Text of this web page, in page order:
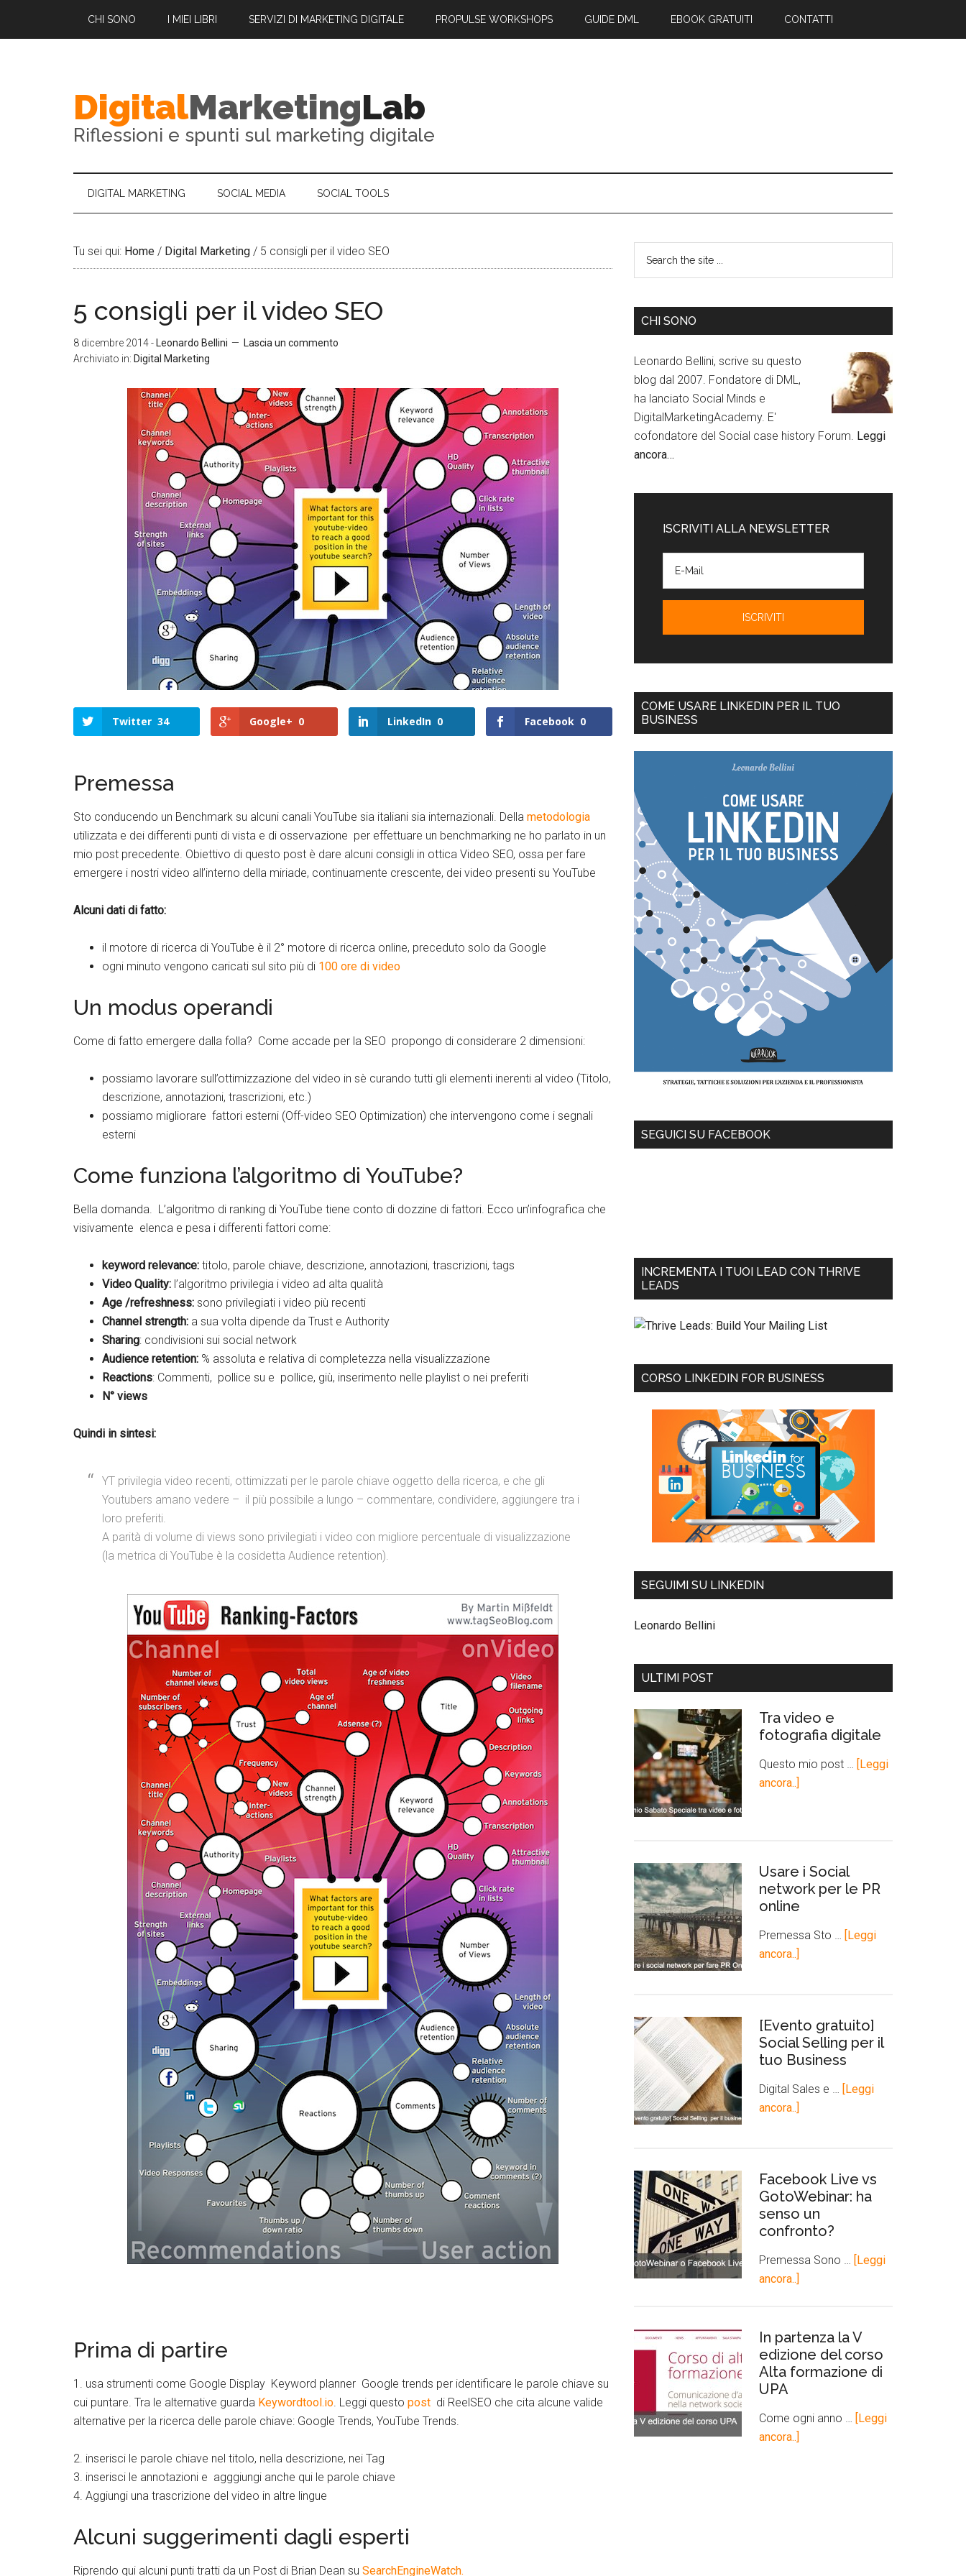
CHI SONO I MIEI LIBRI SERVIZI DI MARKETING DIGITALE PROPULSE WORKSHOPS GUIDE DML EBOOK GRATUITI CONTATTI
DigitalMarketingLab
Riflessioni e spunti sul marketing digitale
DIGITAL MARKETING SOCIAL MEDIA SOCIAL TOOLS
Tu sei qui: Home / Digital Marketing / 5 consigli per il video SEO
5 consigli per il video SEO
8 dicembre 2014- Leonardo Bellini
Lascia un commento
Archiviato in: Digital Marketing
Twitter 34 Google+ 0 LinkedIn 0 Facebook 0
Premessa
Sto conducendo un Benchmark su alcuni canali YouTube sia italiani sia internazionali. Della metodologia
utilizzata e dei differenti punti di vista e di osservazione per effettuare un benchmarking ne ho parlato in un
mio post precedente. Obiettivo di questo post è dare alcuni consigli in ottica Video SEO, ossa per fare
emergere i nostri video all’interno della miriade, continuamente crescente, dei video presenti su YouTube
Alcuni dati di fatto:
il motore di ricerca di YouTube è il 2° motore di ricerca online, preceduto solo da Google
ogni minuto vengono caricati sul sito più di 100 ore di video
Un modus operandi
Come di fatto emergere dalla folla? Come accade per la SEO propongo di considerare 2 dimensioni:
possiamo lavorare sull’ottimizzazione del video in sè curando tutti gli elementi inerenti al video (Titolo,
descrizione, annotazioni, trascrizioni, etc.)
possiamo migliorare fattori esterni (Off-video SEO Optimization) che intervengono come i segnali
esterni
Come funziona l’algoritmo di YouTube?
Bella domanda. L’algoritmo di ranking di YouTube tiene conto di dozzine di fattori. Ecco un’infografica che
visivamente elenca e pesa i differenti fattori come:
keyword relevance: titolo, parole chiave, descrizione, annotazioni, trascrizioni, tags
Video Quality: l’algoritmo privilegia i video ad alta qualità
Age /refreshness: sono privilegiati i video più recenti
Channel strength: a sua volta dipende da Trust e Authority
Sharing: condivisioni sui social network
Audience retention: % assoluta e relativa di completezza nella visualizzazione
Reactions: Commenti, pollice su e pollice, giù, inserimento nelle playlist o nei preferiti
N° views
Quindi in sintesi:
YT privilegia video recenti, ottimizzati per le parole chiave oggetto della ricerca, e che gli
Youtubers amano vedere – il più possibile a lungo – commentare, condividere, aggiungere tra i
loro preferiti.
A parità di volume di views sono privilegiati i video con migliore percentuale di visualizzazione
(la metrica di YouTube è la cosidetta Audience retention).
Twitter Google+ LinkedIn
Prima di partire
1. usa strumenti come Google Display Keyword planner Google trends per identificare le parole chiave su
cui puntare. Tra le alternative guarda Keywordtool.io. Leggi questo post di ReelSEO che cita alcune valide
alternative per la ricerca delle parole chiave: Google Trends, YouTube Trends.
2. inserisci le parole chiave nel titolo, nella descrizione, nei Tag
3. inserisci le annotazioni e agggiungi anche qui le parole chiave
4. Aggiungi una trascrizione del video in altre lingue
Alcuni suggerimenti dagli esperti
Riprendo qui alcuni punti tratti da un Post di Brian Dean su SearchEngineWatch.
CHI SONO
Leonardo Bellini, scrive su questo
blog dal 2007. Fondatore di DML,
ha lanciato Social Minds e
DigitalMarketingAcademy. E'
cofondatore del Social case history Forum. Leggi
ancora…
ISCRIVITI ALLA NEWSLETTER
COME USARE LINKEDIN PER IL TUO
BUSINESS
SEGUICI SU FACEBOOK
INCREMENTA I TUOI LEAD CON THRIVE
LEADS
CORSO LINKEDIN FOR BUSINESS
SEGUIMI SU LINKEDIN
Leonardo Bellini
ULTIMI POST
Tra video e
fotografia digitale
Questo mio post …
[Leggi
ancora..]
Usare i Social
network per le PR
online
Premessa Sto …
[Leggi
ancora..]
[Evento gratuito]
Social Selling per il
tuo Business
Digital Sales e …
[Leggi
ancora..]
Facebook Live vs
GotoWebinar: ha
senso un
confronto?
Premessa Sono …
[Leggi
ancora..]
In partenza la V
edizione del corso
Alta formazione di
UPA
Come ogni anno …
[Leggi
ancora..]